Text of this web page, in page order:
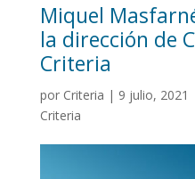
Miquel
la dirección de
Criteria
por Criteria | 9 julio, 2021
Criteria